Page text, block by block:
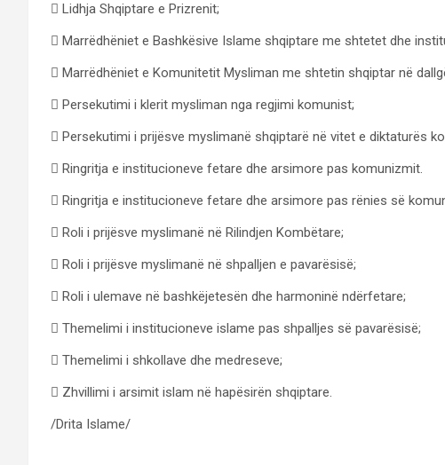
 Lidhja Shqiptare e Prizrenit;
 Marrëdhëniet e Bashkësive Islame shqiptare me shtetet dhe
 Marrëdhëniet e Komunitetit Mysliman me shtetin shqiptar në
 Persekutimi i klerit mysliman nga regjimi komunist;
 Persekutimi i prijësve myslimanë shqiptarë në vitet e diktaturës
 Ringritja e institucioneve fetare dhe arsimore pas komunizmit.
 Ringritja e institucioneve fetare dhe arsimore pas rënies së
 Roli i prijësve myslimanë në Rilindjen Kombëtare;
 Roli i prijësve myslimanë në shpalljen e pavarësisë;
 Roli i ulemave në bashkëjetesën dhe harmoninë ndërfetare;
 Themelimi i institucioneve islame pas shpalljes së pavarësisë;
 Themelimi i shkollave dhe medreseve;
 Zhvillimi i arsimit islam në hapësirën shqiptare.
/Drita Islame/